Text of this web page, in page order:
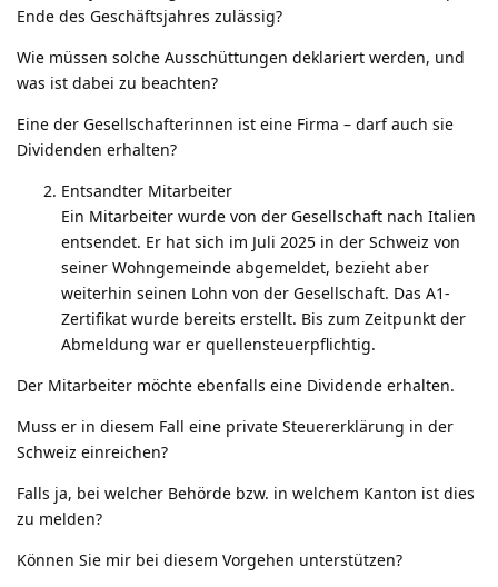
Ende des Geschäftsjahres zulässig?
Wie müssen solche Ausschüttungen deklariert werden, und
was ist dabei zu beachten?
Eine der Gesellschafterinnen ist eine Firma – darf auch sie
Dividenden erhalten?
Entsandter Mitarbeiter
Ein Mitarbeiter wurde von der Gesellschaft nach Italien
entsendet. Er hat sich im Juli 2025 in der Schweiz von
seiner Wohngemeinde abgemeldet, bezieht aber
weiterhin seinen Lohn von der Gesellschaft. Das A1-
Zertifikat wurde bereits erstellt. Bis zum Zeitpunkt der
Abmeldung war er quellensteuerpflichtig.
Der Mitarbeiter möchte ebenfalls eine Dividende erhalten.
Muss er in diesem Fall eine private Steuererklärung in der
Schweiz einreichen?
Falls ja, bei welcher Behörde bzw. in welchem Kanton ist dies
zu melden?
Können Sie mir bei diesem Vorgehen unterstützen?